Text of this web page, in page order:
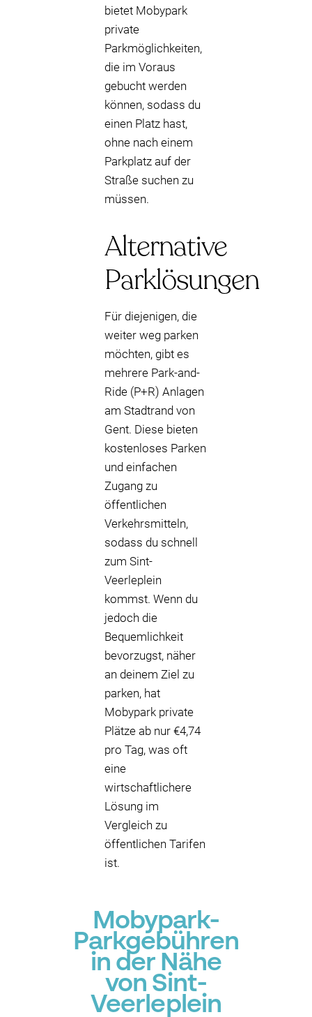
bietet Mobypark
private
Parkmöglichkeiten,
die im Voraus
gebucht werden
können, sodass du
einen Platz hast,
ohne nach einem
Parkplatz auf der
Straße suchen zu
müssen.
Alternative
Parklösungen
Für diejenigen, die
weiter weg parken
möchten, gibt es
mehrere Park-and-
Ride (P+R) Anlagen
am Stadtrand von
Gent. Diese bieten
kostenloses Parken
und einfachen
Zugang zu
öffentlichen
Verkehrsmitteln,
sodass du schnell
zum Sint-
Veerleplein
kommst. Wenn du
jedoch die
Bequemlichkeit
bevorzugst, näher
an deinem Ziel zu
parken, hat
Mobypark private
Plätze ab nur €4,74
pro Tag, was oft
eine
wirtschaftlichere
Lösung im
Vergleich zu
öffentlichen Tarifen
ist.
Mobypark-
Parkgebühren
in der Nähe
von Sint-
Veerleplein